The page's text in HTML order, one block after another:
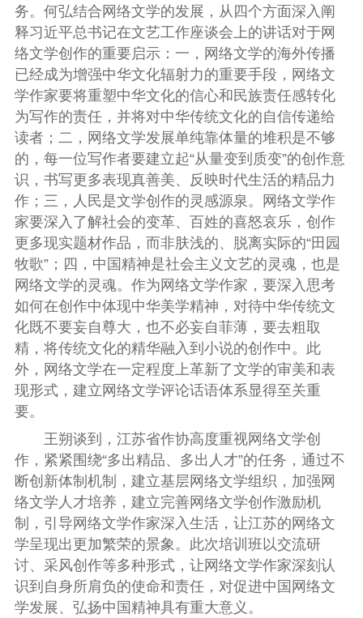
务。何弘结合网络文学的发展，从四个方面深入阐
释习近平总书记在文艺工作座谈会上的讲话对于网
络文学创作的重要启示：一，网络文学的海外传播
已经成为增强中华文化辐射力的重要手段，网络文
学作家要将重塑中华文化的信心和民族责任感转化
为写作的责任，并将对中华传统文化的自信传递给
读者；二，网络文学发展单纯靠体量的堆积是不够
的，每一位写作者要建立起“从量变到质变”的创作意
识，书写更多表现真善美、反映时代生活的精品力
作；三，人民是文学创作的灵感源泉。网络文学作
家要深入了解社会的变革、百姓的喜怒哀乐，创作
更多现实题材作品，而非肤浅的、脱离实际的“田园
牧歌”；四，中国精神是社会主义文艺的灵魂，也是
网络文学的灵魂。作为网络文学作家，要深入思考
如何在创作中体现中华美学精神，对待中华传统文
化既不要妄自尊大，也不必妄自菲薄，要去粗取
精，将传统文化的精华融入到小说的创作中。此
外，网络文学在一定程度上革新了文学的审美和表
现形式，建立网络文学评论话语体系显得至关重
要。
王朔谈到，江苏省作协高度重视网络文学创
作，紧紧围绕“多出精品、多出人才”的任务，通过不
断创新体制机制，建立基层网络文学组织，加强网
络文学人才培养，建立完善网络文学创作激励机
制，引导网络文学作家深入生活，让江苏的网络文
学呈现出更加繁荣的景象。此次培训班以交流研
讨、采风创作等多种形式，让网络文学作家深刻认
识到自身所肩负的使命和责任，对促进中国网络文
学发展、弘扬中国精神具有重大意义。